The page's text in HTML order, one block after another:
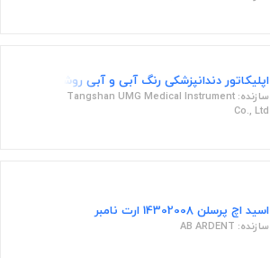
اپلیکاتور دندانپزشکی رنگ آبی و آبی روشن به قطر 2.5 میلی متر
سازنده: Tangshan UMG Medical Instrument
Co., Ltd
اسید اچ پرسلن 14302008 ارت نامبر
سازنده: AB ARDENT